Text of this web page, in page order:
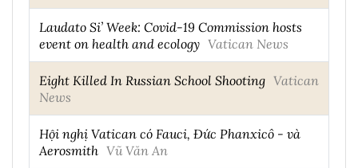
Laudato Si’ Week: Covid-19 Commission hosts
event on health and ecology Vatican News
Eight Killed In Russian School Shooting Vatican
News
Hội nghị Vatican có Fauci, Đức Phanxicô - và
Aerosmith Vũ Văn An